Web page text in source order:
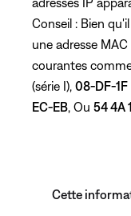
Conseil : Bien
une adresse
courantes
(série I), 08-DF-1F
EC-EB , Ou 54 4A
Cette